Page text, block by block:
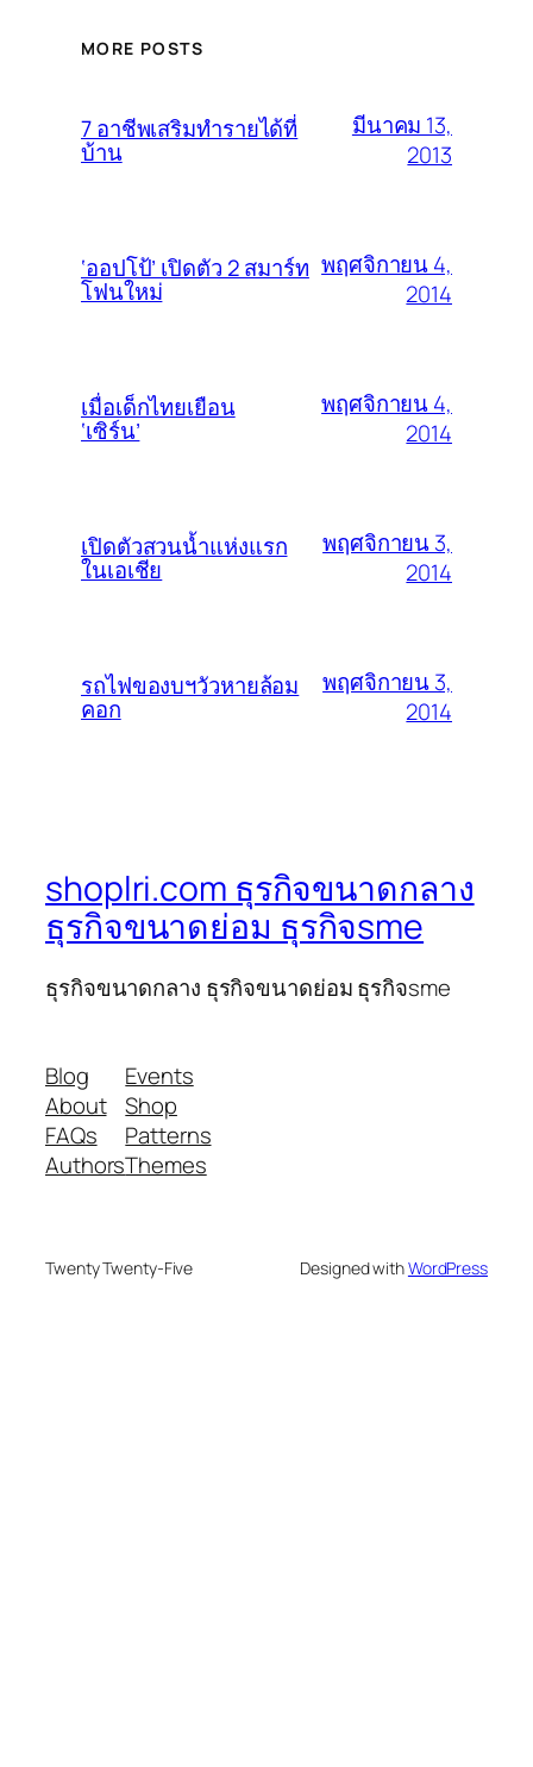
MORE POSTS
7 อาชีพเสริมทำรายได้ที่
บ้าน
มีนาคม 13,
2013
‘ออปโป้’ เปิดตัว 2 สมาร์ท
โฟนใหม่
พฤศจิกายน 4,
2014
เมื่อเด็กไทยเยือน
‘เซิร์น’
พฤศจิกายน 4,
2014
เปิดตัวสวนน้ำแห่งแรก
ในเอเชีย
พฤศจิกายน 3,
2014
รถไฟของบฯวัวหายล้อม
คอก
พฤศจิกายน 3,
2014
shoplri.com ธุรกิจขนาดกลาง
ธุรกิจขนาดย่อม ธุรกิจsme
ธุรกิจขนาดกลาง ธุรกิจขนาดย่อม ธุรกิจsme
Blog
About
FAQs
Authors
Events
Shop
Patterns
Themes
Twenty Twenty-Five Designed withWordPress